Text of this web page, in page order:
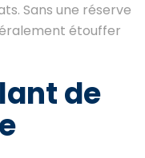
Sans une réserve
étouffer
de